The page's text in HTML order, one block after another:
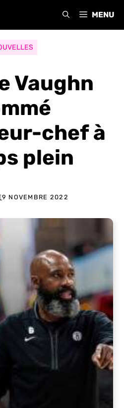
MENU
Vaughn
chef à
plein
9 NOVEMBRE 2022